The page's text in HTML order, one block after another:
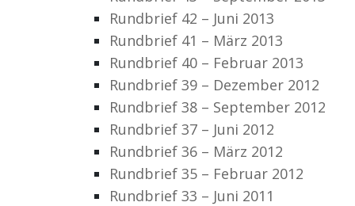
Rundbrief 42 – Juni 2013
Rundbrief 41 – März 2013
Rundbrief 40 – Februar 2013
Rundbrief 39 – Dezember 2012
Rundbrief 38 – September 2012
Rundbrief 37 – Juni 2012
Rundbrief 36 – März 2012
Rundbrief 35 – Februar 2012
Rundbrief 33 – Juni 2011